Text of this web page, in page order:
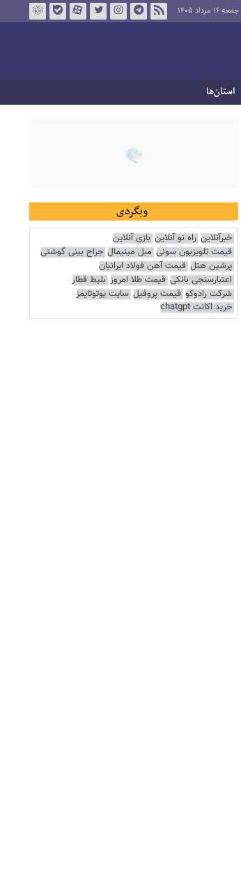
جمعه ۱۶ مرداد ۱۴۰۵
استان‌ها
وبگردی
خبرآنلاین راه نو آنلاین بازی آنلاین
قیمت تلویزیون سونی مبل مینیمال جراح بینی گوشتی
پرشین هتل قیمت آهن فولاد ایرانیان
اعتبارسنجی بانکی قیمت طلا امروز بلیط قطار
شرکت رادوکو قیمت پروفیل سایت یوتوتایمز
خرید اکانت chatgpt